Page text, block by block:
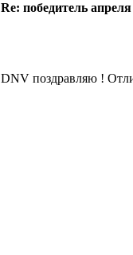
Re: победитель
DNV поздравляю !